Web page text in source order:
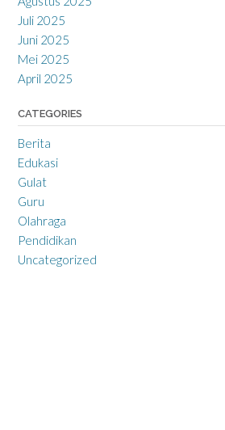
Juli 2025
Juni 2025
Mei 2025
April 2025
CATEGORIES
Berita
Edukasi
Gulat
Guru
Olahraga
Pendidikan
Uncategorized